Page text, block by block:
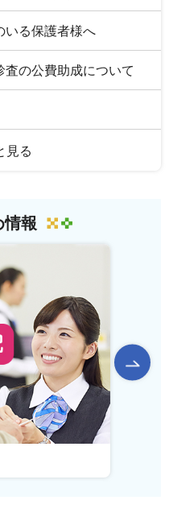
いる保護者様へ
の公費助成について
見る
情報
示